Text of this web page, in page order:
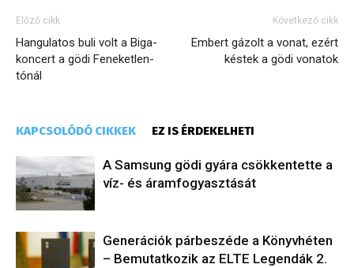
Előző cikk
Hangulatos buli volt a Biga-
koncert a gödi Feneketlen-
tónál
Következő cikk
Embert gázolt a vonat, ezért
késtek a gödi vonatok
KAPCSOLÓDÓ CIKKEK EZ IS ÉRDEKELHETI
A Samsung gödi gyára csökkentette a
víz- és áramfogyasztását
Generációk párbeszéde a Könyvhéten
– Bemutatkozik az ELTE Legendák 2.